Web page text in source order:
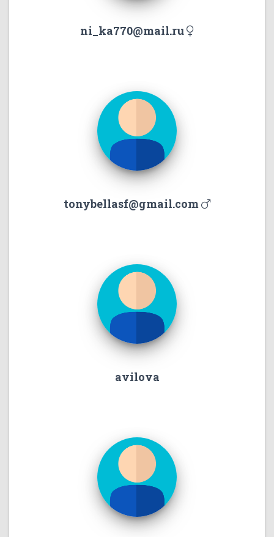
ni_ka770@mail.ru
tonybellasf@gmail.com
avilova